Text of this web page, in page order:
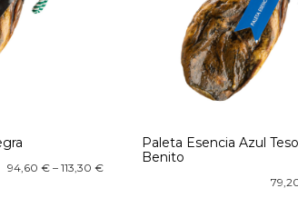
94,60 €– 113,30 €
Paleta Esencia Azul
Benito